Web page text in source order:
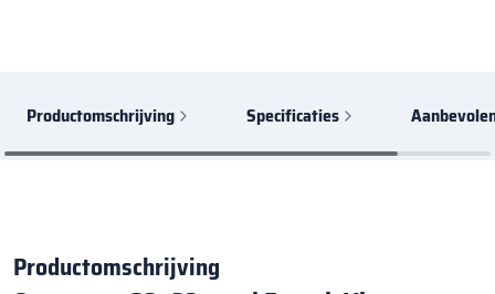
Productomschrijving Specificaties
Productomschrijving